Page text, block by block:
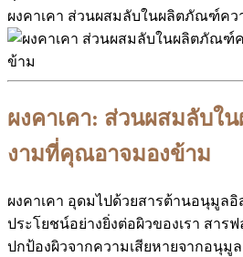
ผงคาเคา ส่วนผสมลับในผลิตภัณฑ์ค
ผงคาเคา: ส่วนผสมลับ
งามที่คุณอาจมองข้าม
ผงคาเคา อุดมไปด้วยสารต้านอนุมูล
ประโยชน์อย่างยิ่งต่อผิวของเรา สาร
ปกป้องผิวจากความเสียหายจากอนุมู